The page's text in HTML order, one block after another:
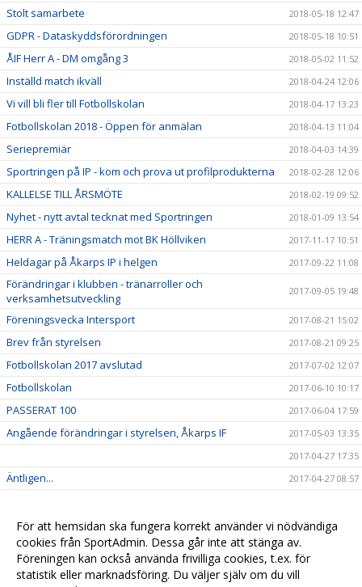
Stolt samarbete 2018-05-18 12:47
GDPR - Dataskyddsförordningen 2018-05-18 10:51
ÅIF Herr A - DM omgång 3 2018-05-02 11:52
Inställd match ikväll 2018-04-24 12:06
Vi vill bli fler till Fotbollskolan 2018-04-17 13:23
Fotbollskolan 2018 - Öppen för anmälan 2018-04-13 11:04
Seriepremiär 2018-04-03 14:39
Sportringen på IP - kom och prova ut profilprodukterna 2018-02-28 12:06
KALLELSE TILL ÅRSMÖTE 2018-02-19 09:52
Nyhet - nytt avtal tecknat med Sportringen 2018-01-09 13:54
HERR A - Träningsmatch mot BK Höllviken 2017-11-17 10:51
Heldagar på Åkarps IP i helgen 2017-09-22 11:08
Förändringar i klubben - tränarroller och
verksamhetsutveckling
2017-09-05 19:48
Föreningsvecka Intersport 2017-08-21 15:02
Brev från styrelsen 2017-08-21 09:25
Fotbollskolan 2017 avslutad 2017-07-02 12:07
Fotbollskolan 2017-06-10 10:17
PASSERAT 100 2017-06-04 17:59
Angående förändringar i styrelsen, Åkarps IF
2017-05-03 13:35
2017-04-27 17:35
Äntligen... 2017-04-27 08:57
Nyheter i profilsortimentet 2017-02-03 08:10
Utbildning genomförd 2016-12-12 20:40
För att hemsidan ska fungera korrekt använder vi nödvändiga
cookies från SportAdmin. Dessa går inte att stänga av.
Föreningen kan också använda frivilliga cookies, t.ex. för
statistik eller marknadsföring. Du väljer själv om du vill